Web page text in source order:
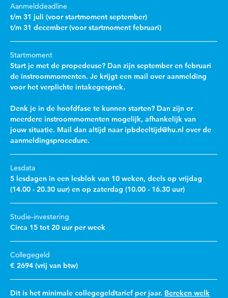
Aanmelddeadline
t/m 31 juli (voor startmoment september)
t/m 31 december (voor startmoment februari)
Startmoment
Start je met de propedeuse? Dan zijn september en februari
de instroommomenten. Je krijgt een mail over aanmelding
voor het verplichte intakegesprek.
Denk je in de hoofdfase te kunnen starten? Dan zijn er
meerdere instroommomenten mogelijk, afhankelijk van
jouw situatie. Mail dan altijd naar ipbdeeltijd@hu.nl over de
aanmeldingsprocedure.
Lesdata
5 lesdagen in een lesblok van 10 weken, deels op vrijdag
(14.00 - 20.30 uur) en op zaterdag (10.00 - 16.30 uur)
Studie-investering
Circa 15 tot 20 uur per week
Collegegeld
€ 2694 (vrij van btw)
Dit is het minimale collegegeldtarief per jaar. Bereken welk